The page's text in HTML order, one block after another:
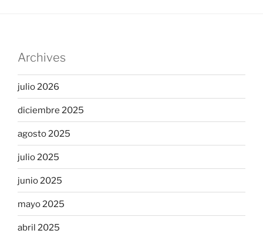
Archives
julio 2026
diciembre 2025
agosto 2025
julio 2025
junio 2025
mayo 2025
abril 2025